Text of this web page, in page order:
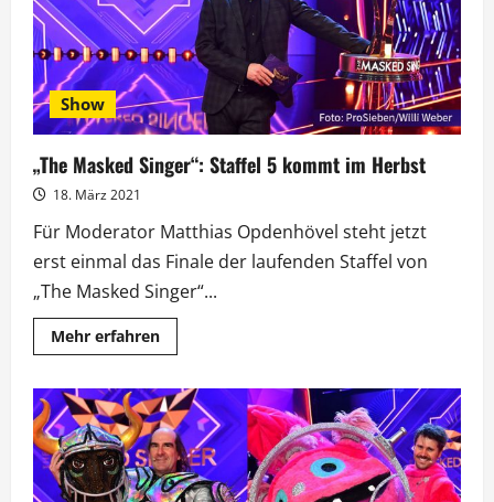
Show
„The Masked Singer“: Staffel 5 kommt im Herbst
18. März 2021
Für Moderator Matthias Opdenhövel steht jetzt
erst einmal das Finale der laufenden Staffel von
„The Masked Singer“...
Mehr erfahrenMehr
Informationen
Masked
Singer“:
Staffel
5
kommt
im
Herbst